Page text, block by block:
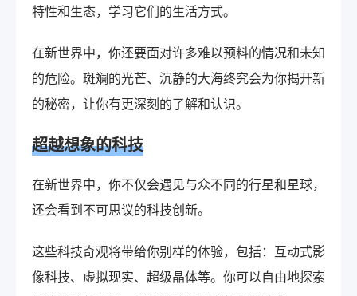
特性和生态，学习它们的生活方式。
在新世界中，你还要面对许多难以预料的情况和未知
的危险。斑斓的光芒、沉静的大海终究会为你揭开新
的秘密，让你有更深刻的了解和认识。
超越想象的科技
在新世界中，你不仅会遇见与众不同的行星和星球，
还会看到不可思议的科技创新。
这些科技奇观将带给你别样的体验，包括：互动式影
像科技、虚拟现实、超级晶体等。你可以自由地探索